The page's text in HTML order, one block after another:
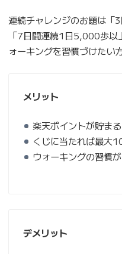
連続チャレンジのお題は「
「7日間連続1日5,000歩以
ォーキングを習慣づけたい
メリット
楽天ポイントが貯まる
くじに当たれば最大
ウォーキングの習慣
デメリット